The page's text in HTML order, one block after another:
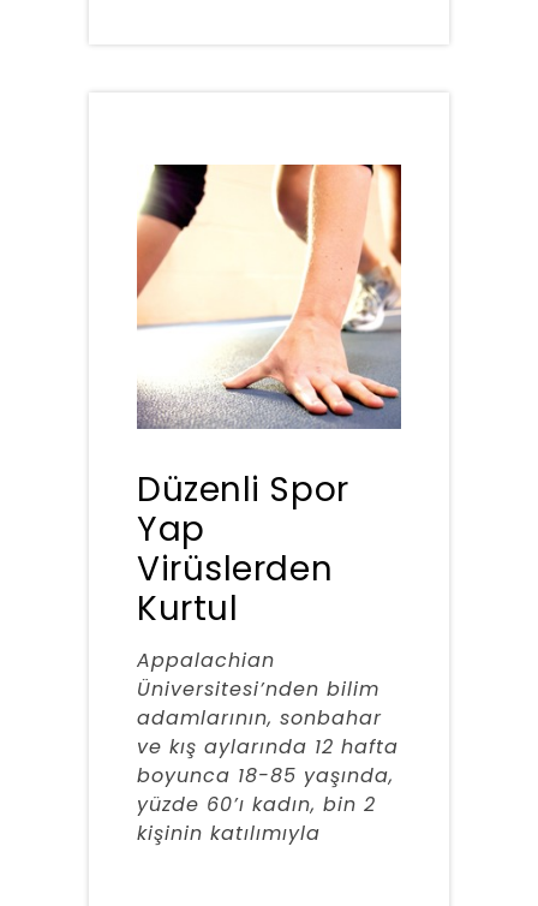
Düzenli Spor
Yap
Virüslerden
Kurtul
Appalachian
Üniversitesi’nden bilim
adamlarının, sonbahar
ve kış aylarında 12 hafta
boyunca 18-85 yaşında,
yüzde 60’ı kadın, bin 2
kişinin katılımıyla